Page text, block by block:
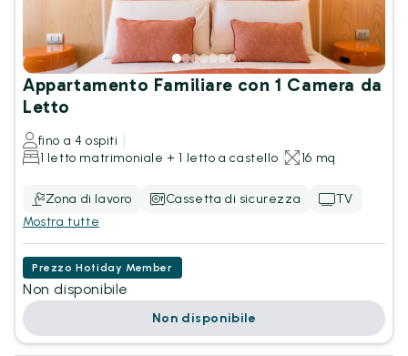
Appartamento Familiare con 1 Camera da
Letto
fino a 4 ospiti
1 letto matrimoniale + 1 letto a castello
16 mq
Zona di lavoro Cassetta di sicurezza
TV
Mostra tutte
Prezzo Hotiday Member
Non disponibile
Non disponibile